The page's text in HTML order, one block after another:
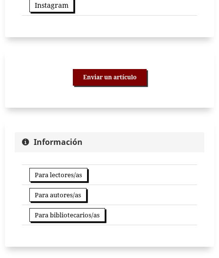
Instagram
Enviar un artículo
Información
Para lectores/as
Para autores/as
Para bibliotecarios/as